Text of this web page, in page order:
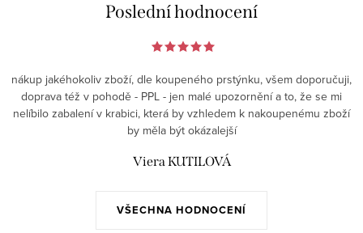
Poslední hodnocení
VŠECHNA HODNOCENÍ
nákup jakéhokoliv zboží, dle koupeného prstýnku, všem doporučuji,
doprava též v pohodě - PPL - jen malé upozornění a to, že se mi
nelíbilo zabalení v krabici, která by vzhledem k nakoupenému zboží
by měla být okázalejší
Viera KUTILOVÁ